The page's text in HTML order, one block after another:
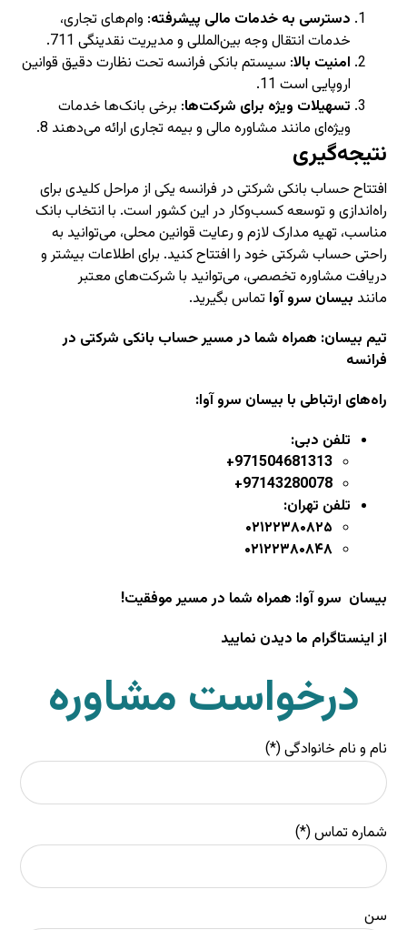
دسترسی به خدمات مالی پیشرفته: وام‌های تجاری،
خدمات انتقال وجه بین‌المللی و مدیریت نقدینگی
711
.
امنیت بالا: سیستم بانکی فرانسه تحت نظارت دقیق قوانین
اروپایی است 11
.
تسهیلات ویژه برای شرکت‌ها: برخی بانک‌ها خدمات
ویژه‌ای مانند مشاوره مالی و بیمه تجاری ارائه می‌دهند 8
.
نتیجه‌گیری
افتتاح حساب بانکی شرکتی در فرانسه یکی از مراحل کلیدی برای
راه‌اندازی و توسعه کسب‌وکار در این کشور است. با انتخاب بانک
مناسب، تهیه مدارک لازم و رعایت قوانین محلی، می‌توانید به
راحتی حساب شرکتی خود را افتتاح کنید. برای اطلاعات بیشتر و
دریافت مشاوره تخصصی، می‌توانید با شرکت‌های معتبر
مانند بیسان سرو آوا تماس بگیرید.
تیم بیسان: همراه شما در مسیر حساب بانکی شرکتی در
فرانسه
راه‌های ارتباطی با بیسان سرو آوا:
تلفن دبی:
971504681313+
97143280078+
تلفن تهران:
۰۲۱۲۲۳۸۰۸۲۵
۰۲۱۲۲۳۸۰۸۴۸
بیسان سرو آوا: همراه شما در مسیر موفقیت!
از اینستاگرام ما دیدن نمایید
درخواست مشاوره
نام و نام خانوادگی (*)
شماره تماس (*)
سن